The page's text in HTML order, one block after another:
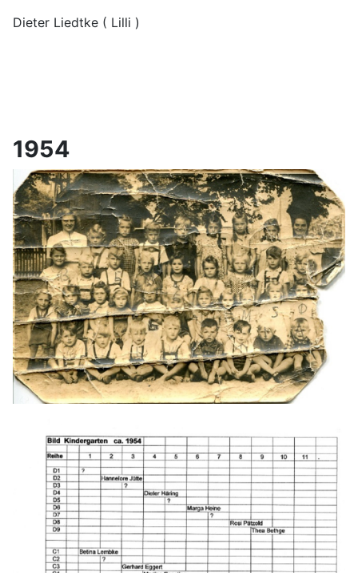
Dieter Liedtke ( Lilli )
1954